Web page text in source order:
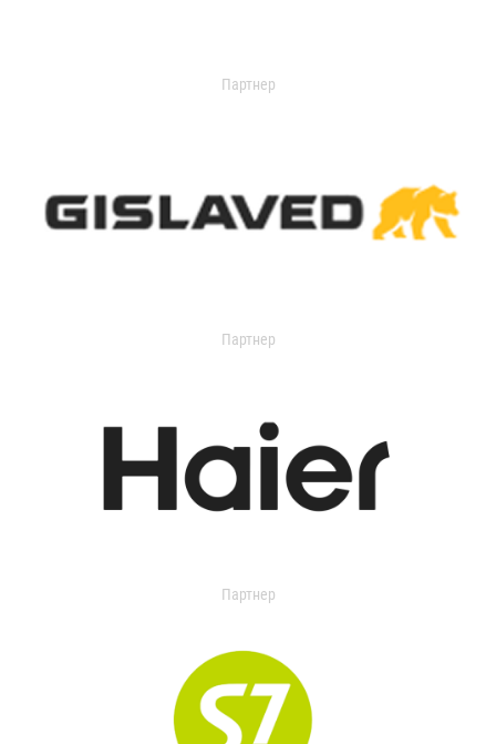
Партнер
Партнер
Партнер